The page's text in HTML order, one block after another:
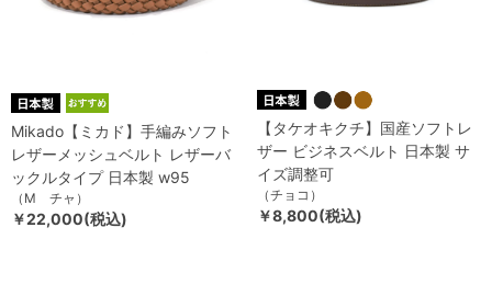
Mikado【ミカド】手編みソフト
レザーメッシュベルト レザーバ
ックルタイプ 日本製 w95
（M チャ）
￥22,000(税込)
【タケオキクチ】国産ソフトレ
ザー ビジネスベルト 日本製 サ
イズ調整可
（チョコ）
￥8,800(税込)